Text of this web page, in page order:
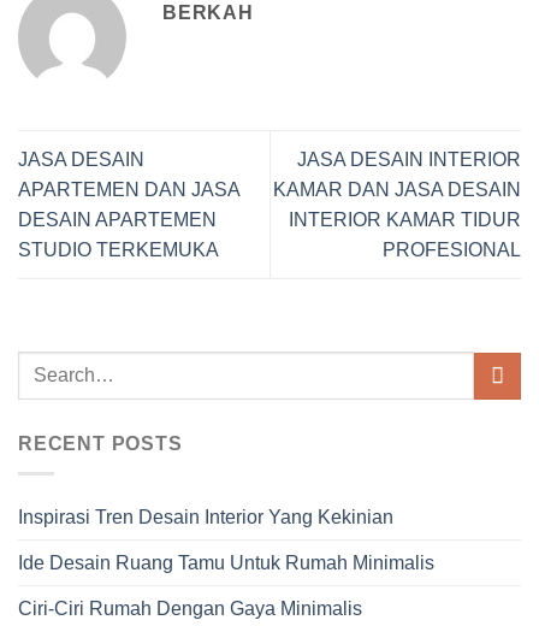
BERKAH
JASA DESAIN
APARTEMEN DAN JASA
DESAIN APARTEMEN
STUDIO TERKEMUKA
JASA DESAIN INTERIOR
KAMAR DAN JASA DESAIN
INTERIOR KAMAR TIDUR
PROFESIONAL
RECENT POSTS
Inspirasi Tren Desain Interior Yang Kekinian
Ide Desain Ruang Tamu Untuk Rumah Minimalis
Ciri-Ciri Rumah Dengan Gaya Minimalis